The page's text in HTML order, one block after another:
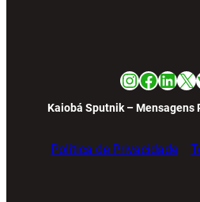
X
Kaiobá Sputnik – Mensagens
Política de Privacidade